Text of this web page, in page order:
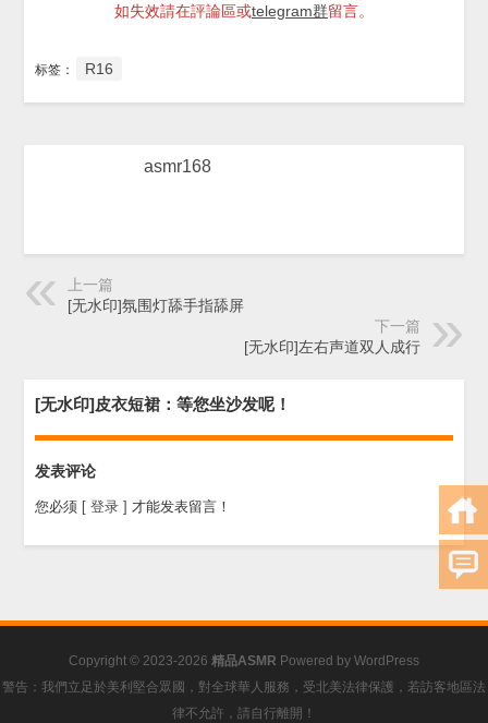
如失效請在評論區或telegram群留言。
标签： R16
asmr168
上一篇
[无水印]氛围灯舔手指舔屏
下一篇
[无水印]左右声道双人成行
[无水印]皮衣短裙：等您坐沙发呢！
发表评论
您必须 [ 登录 ] 才能发表留言！
Copyright © 2023-2026 精品ASMR Powered by WordPress
警告：我們立足於美利堅合眾國，對全球華人服務，受北美法律保護，若訪客地區法
律不允許，請自行離開！